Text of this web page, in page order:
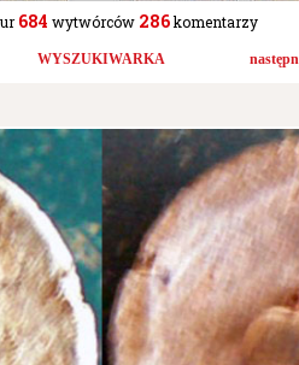
684 wytwórców 286komentarzy
WYSZUKIWARKA